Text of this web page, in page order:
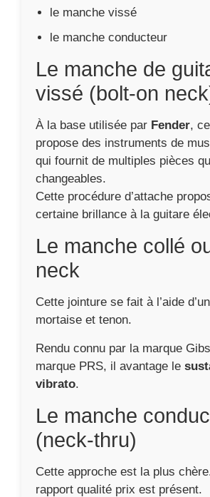
le manche vissé
le manche conducteur
Le manche de
vissé (bolt-on
À la base utilisée par Fender,
propose des instruments de
qui fournit de multiples pièces
changeables.
Cette procédure d’attache
certaine brillance à la guitare
Le manche collé
neck
Cette jointure se fait à l’aide
mortaise et tenon.
Rendu connu par la marque
marque PRS, il avantage le
vibrato.
Le manche
(neck-thru)
Cette approche est la plus
rapport qualité prix est présent.